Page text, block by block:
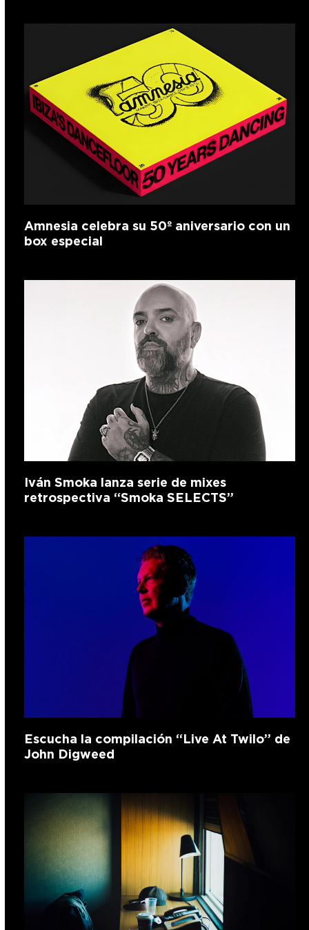
Amnesia celebra su 50º aniversario con un
box especial
Iván Smoka lanza serie de mixes
retrospectiva “Smoka SELECTS”
Escucha la compilación “Live At Twilo” de
John Digweed